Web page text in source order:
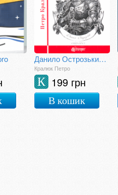
Данило Острозький: образ, гаптований бісером
Кралюк Петро
199 грн
К
В кошик